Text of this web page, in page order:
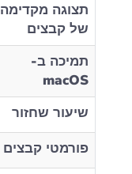
תצוגה מקדימה
של קבצים
תמיכה ב-
macOS
שיעור שחזור
פורמטי קבצים